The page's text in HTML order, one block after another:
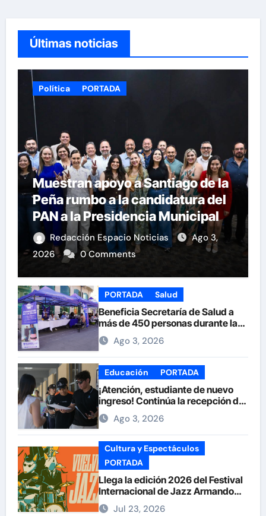
Últimas noticias
Política PORTADA
Muestran apoyo a Santiago de la
Peña rumbo a la candidatura del
PAN a la Presidencia Municipal
Redacción Espacio Noticias
Ago 3,
2026
0 Comments
PORTADA Salud
Beneficia Secretaría de Salud a
más de 450 personas durante la
Feria de la Salud en la Plaza de
ArmasAgo 3, 2026
Educación PORTADA
¡Atención, estudiante de nuevo
ingreso! Continúa la recepción de
documentos en la UACH.
Ago 3, 2026
Cultura y Espectáculos
PORTADA
Llega la edición 2026 del Festival
Internacional de Jazz Armando
Nuñez
Jul 23, 2026